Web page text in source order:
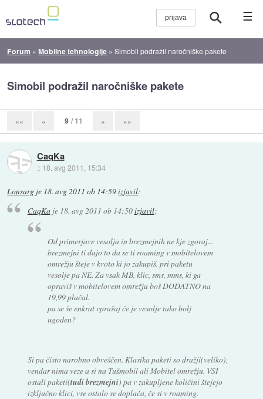
☰
Forum »Mobilne tehnologije »Simobil podražil naročniške pakete
Simobil podražil naročniške pakete
«« « 9 / 11 » »»
CaqKa
:: 18. avg 2011, 15:34
Lonsarg je 18. avg 2011 ob 14:59izjavil:
CaqKaje 18. avg 2011 ob 14:50izjavil:
Od primerjave vesolja in brezmejnih ne kje zgoraj...
brezmejni ti dajo to da se ti roaming v mobitelovem
omrežju šteje v kvoto ki jo zakupiš. pri paketu
vesolje pa NE. Za vsak MB, klic, sms, mms, ki ga
opraviš v mobitelovem omrežju boš DODATNO na
19,99 plačal.
pa se še enkrat vprašaj če je vesolje tako bolj
ugoden?
Si pa čisto narobno obveščen. Klasika paketi so dražji(veliko),
vendar nima veze a si na Tušmobil ali Mobitel omrežju. VSI
ostali paketi(tudi brezmejni) pa v zakupljene količini štejejo
izključno klici, vse ostalo se doplača, če si v roaming.